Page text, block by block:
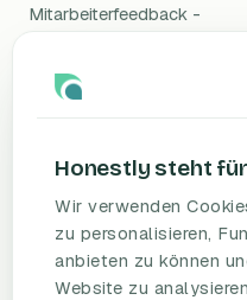
Honestly steht
Wir verwenden
zu personalisieren,
anbieten zu können
Website zu
Mitarbeiterfeedback -
wissenschaftlich validiert,
PRODUKT